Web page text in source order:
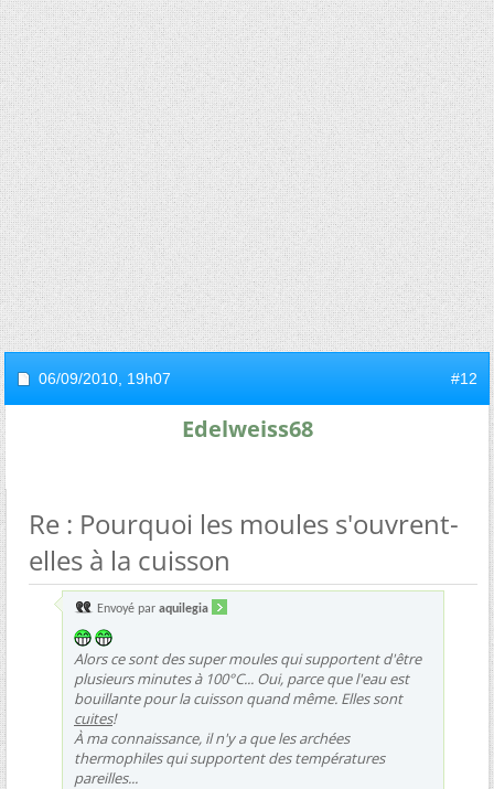
06/09/2010, 19h07 #12
Edelweiss68
Re : Pourquoi les moules s'ouvrent-
elles à la cuisson
Envoyé par aquilegia
Alors ce sont des super moules qui supportent d'être
plusieurs minutes à 100°C... Oui, parce que l'eau est
bouillante pour la cuisson quand même. Elles sont
cuites!
À ma connaissance, il n'y a que les archées
thermophiles qui supportent des températures
pareilles...